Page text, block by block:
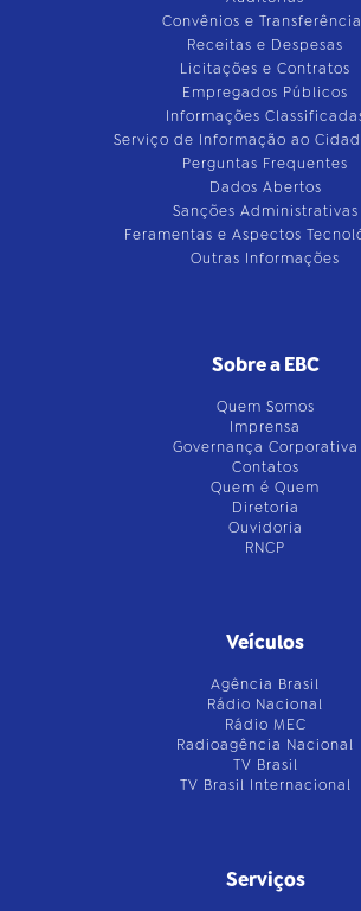
Convênios e
Receitas e Despesas
Licitações e Contratos
Empregados Públicos
Informações
Serviço de Informação ao
Perguntas Frequentes
Dados Abertos
Sanções Administrativas
Feramentas e Aspectos
Outras Informações
Sobre a EBC
Quem Somos
Imprensa
Governança Corporativa
Contatos
Quem é Quem
Diretoria
Ouvidoria
RNCP
Veículos
Agência Brasil
Rádio Nacional
Rádio MEC
Radioagência Nacional
TV Brasil
TV Brasil Internacional
Serviços